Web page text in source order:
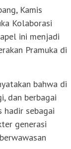
Kamis
Kolaborasi
ini menjadi
Pramuka di
bahwa di
dan berbagai
hadir sebagai
generasi